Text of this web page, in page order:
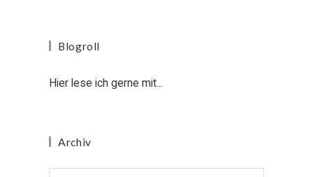
Blogroll
Hier lese ich gerne mit...
Archiv